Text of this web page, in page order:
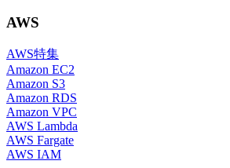
AWS
AWS特集
Amazon EC2
Amazon S3
Amazon RDS
Amazon VPC
AWS Lambda
AWS Fargate
AWS IAM